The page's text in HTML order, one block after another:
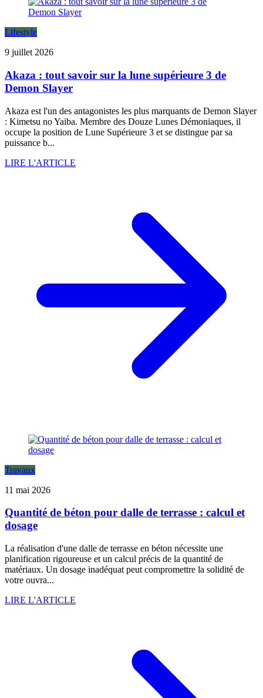
Lifestyle
9 juillet 2026
Akaza : tout savoir sur la lune supérieure 3 de
Demon Slayer
Akaza est l'un des antagonistes les plus marquants de Demon Slayer
: Kimetsu no Yaiba. Membre des Douze Lunes Démoniaques, il
occupe la position de Lune Supérieure 3 et se distingue par sa
puissance b...
LIRE L'ARTICLE
Travaux
11 mai 2026
Quantité de béton pour dalle de terrasse : calcul et
dosage
La réalisation d'une dalle de terrasse en béton nécessite une
planification rigoureuse et un calcul précis de la quantité de
matériaux. Un dosage inadéquat peut compromettre la solidité de
votre ouvra...
LIRE L'ARTICLE